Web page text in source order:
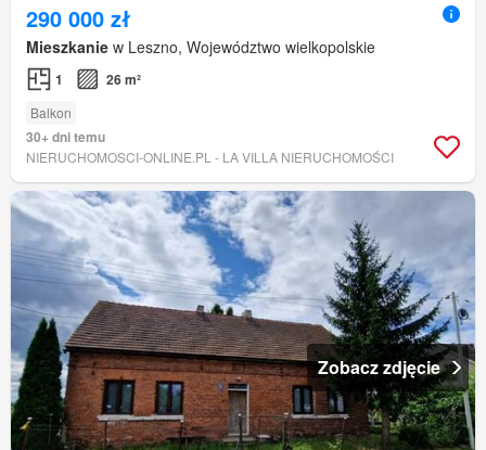
290 000 zł
Mieszkanie w Leszno, Województwo wielkopolskie
1 26 m²
Balkon
30+ dni temu
NIERUCHOMOSCI-ONLINE.PL - LA VILLA NIERUCHOMOŚCI
Zobacz zdjęcie